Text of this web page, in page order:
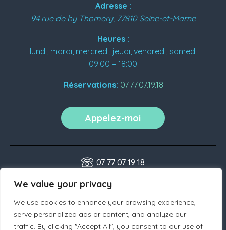
We value your privacy
We use cookies to enhance your browsing experience,
serve personalized ads or content, and analyze our
traffic. By clicking "Accept All", you consent to our use of
Adresse :
94 rue de by Thomery, 77810 Seine-et-Marne
Heures :
lundi, mardi, mercredi, jeudi, vendredi, samedi
09:00 – 18:00
Réservations: 07.77.07.19.18
Appelez-moi
07 77 07 19 18
contact@bienfaitspourelle.fr